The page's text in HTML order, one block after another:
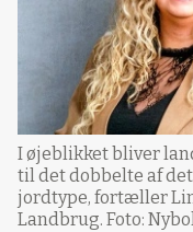
I øjeblikket bliver
til det dobbelte af
jordtype, fortæller
Landbrug. Foto: